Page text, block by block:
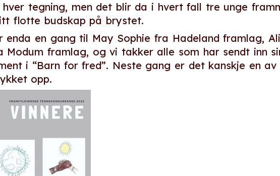
tegning, men det blir da i hvert fall tre unge
flotte budskap på brystet.
enda en gang til May Sophie fra Hadeland framlag,
Modum framlag, og vi takker alle som har sendt inn
i “Barn for fred”. Neste gang er det kanskje en
opp.